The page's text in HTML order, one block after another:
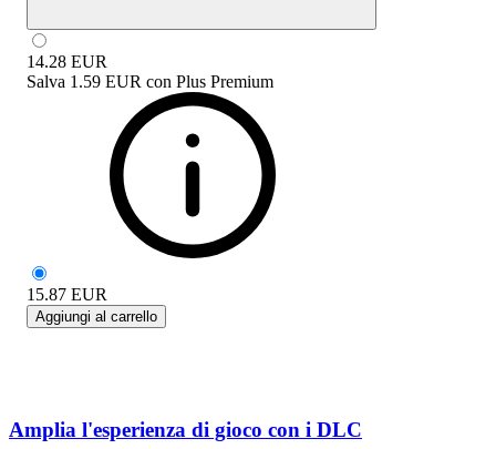
14.28 EUR
Salva 1.59 EUR con Plus Premium
15.87 EUR
Aggiungi al carrello
Amplia l'esperienza di gioco con i DLC